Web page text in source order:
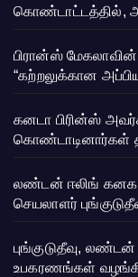
கொண்டாட்டத்தில்,
பிரான்ஸ் மேகலாவின்
“கற்றலுக்கான
கனடா பிரின்ஸ்
கொண்டாடினார்கள்
லண்டன் ஈலிங்
செயலாளர்
புங்குடுதீவு,
உபகரணங்கள்